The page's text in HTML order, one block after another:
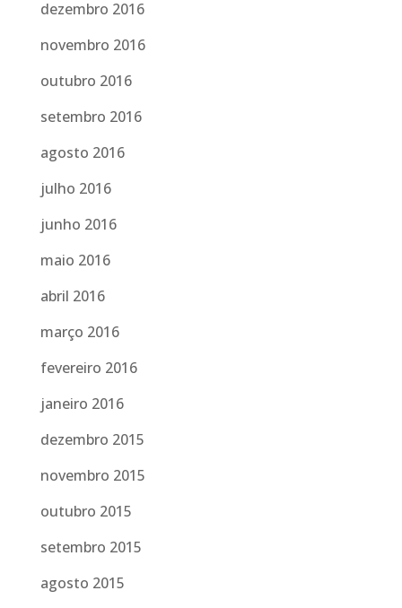
dezembro 2016
novembro 2016
outubro 2016
setembro 2016
agosto 2016
julho 2016
junho 2016
maio 2016
abril 2016
março 2016
fevereiro 2016
janeiro 2016
dezembro 2015
novembro 2015
outubro 2015
setembro 2015
agosto 2015